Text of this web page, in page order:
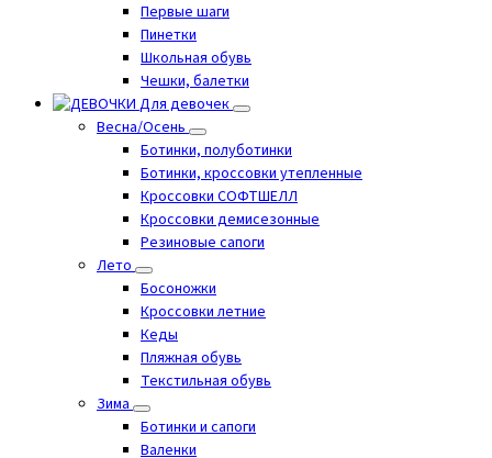
Первые шаги
Пинетки
Школьная обувь
Чешки, балетки
Для девочек
Весна/Осень
Ботинки, полуботинки
Ботинки, кроссовки утепленные
Кроссовки СОФТШЕЛЛ
Кроссовки демисезонные
Резиновые сапоги
Лето
Босоножки
Кроссовки летние
Кеды
Пляжная обувь
Текстильная обувь
Зима
Ботинки и сапоги
Валенки